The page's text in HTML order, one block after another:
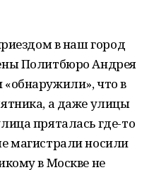
в наш город
Политбюро Андрея
что в
а даже улицы
пряталась где-то
магистрали носили
в Москве не